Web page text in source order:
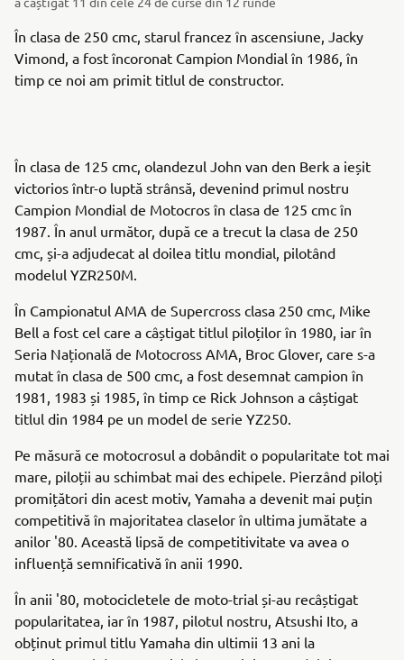
În clasa de 250 cmc, starul francez în ascensiune, Jacky
Vimond, a fost încoronat Campion Mondial în 1986, în
timp ce noi am primit titlul de constructor.
În clasa de 125 cmc, olandezul John van den Berk a ieșit
victorios într-o luptă strânsă, devenind primul nostru
Campion Mondial de Motocros în clasa de 125 cmc în
1987. În anul următor, după ce a trecut la clasa de 250
cmc, și-a adjudecat al doilea titlu mondial, pilotând
modelul YZR250M.
În Campionatul AMA de Supercross clasa 250 cmc, Mike
Bell a fost cel care a câștigat titlul piloților în 1980, iar în
Seria Națională de Motocross AMA, Broc Glover, care s-a
mutat în clasa de 500 cmc, a fost desemnat campion în
1981, 1983 și 1985, în timp ce Rick Johnson a câștigat
titlul din 1984 pe un model de serie YZ250.
Pe măsură ce motocrosul a dobândit o popularitate tot mai
mare, piloții au schimbat mai des echipele. Pierzând piloți
promițători din acest motiv, Yamaha a devenit mai puțin
competitivă în majoritatea claselor în ultima jumătate a
anilor '80. Această lipsă de competitivitate va avea o
influență semnificativă în anii 1990.
În anii '80, motocicletele de moto-trial și-au recâștigat
popularitatea, iar în 1987, pilotul nostru, Atsushi Ito, a
obținut primul titlu Yamaha din ultimii 13 ani la